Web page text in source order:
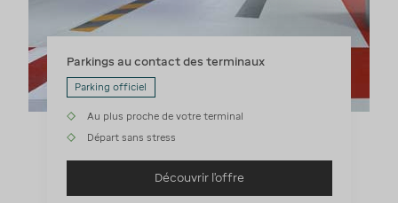
Parkings au contact des terminaux
Parking officiel
Au plus proche de votre terminal
Départ sans stress
Découvrir l'offre